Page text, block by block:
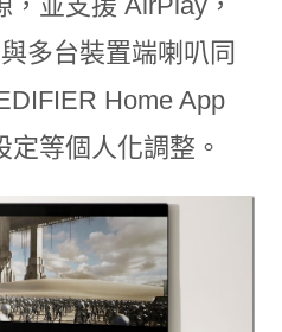
多台裝置端喇叭同
Home App
等個人化調整。